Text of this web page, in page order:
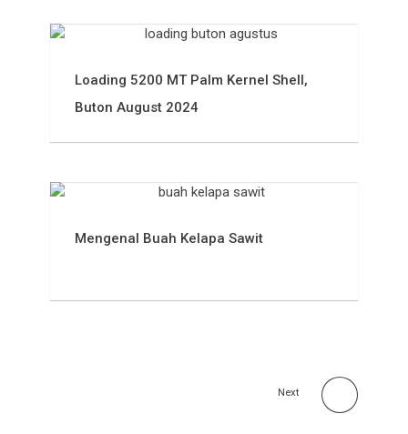
Loading 5200 MT Palm Kernel Shell,
Buton August 2024
Mengenal Buah Kelapa Sawit
Next